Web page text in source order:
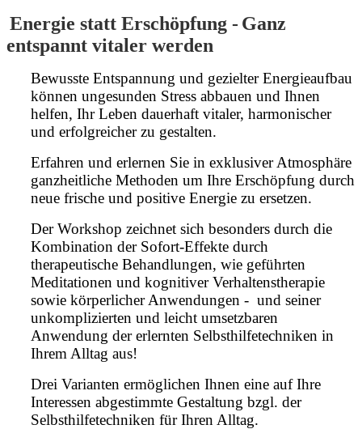
Energie statt Erschöpfung - Ganz
entspannt vitaler werden
Bewusste Entspannung und gezielter Energieaufbau
können ungesunden Stress abbauen und Ihnen
helfen, Ihr Leben dauerhaft vitaler, harmonischer
und erfolgreicher zu gestalten.
Erfahren und erlernen Sie in exklusiver Atmosphäre
ganzheitliche Methoden um Ihre Erschöpfung durch
neue frische und positive Energie zu ersetzen.
Der Workshop zeichnet sich besonders durch die
Kombination der Sofort-Effekte durch
therapeutische Behandlungen, wie geführten
Meditationen und kognitiver Verhaltenstherapie
sowie körperlicher Anwendungen - und seiner
unkomplizierten und leicht umsetzbaren
Anwendung der erlernten Selbsthilfetechniken in
Ihrem Alltag aus!
Drei Varianten ermöglichen Ihnen eine auf Ihre
Interessen abgestimmte Gestaltung bzgl. der
Selbsthilfetechniken für Ihren Alltag.